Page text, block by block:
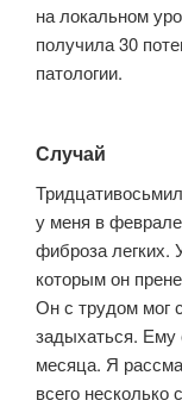
на локальном
получила 30
патологии.
Случай
у меня в
фиброза легких.
которым он
Он с трудом мог
задыхаться. Ему
месяца. Я
всего несколько